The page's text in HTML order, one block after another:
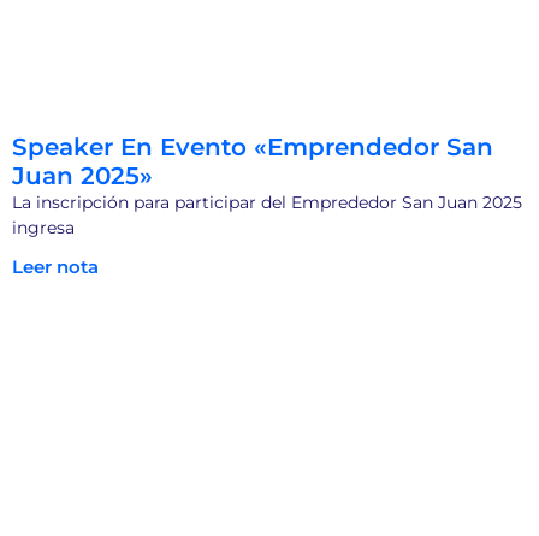
Speaker En Evento «Emprendedor San
Juan 2025»
La inscripción para participar del Emprededor San Juan 2025
ingresa
Leer nota